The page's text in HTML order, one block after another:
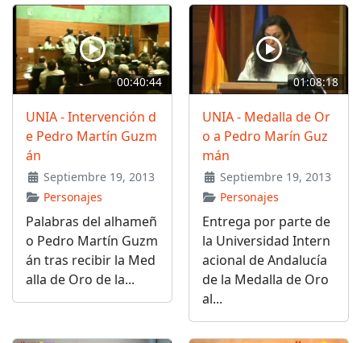
00:40:44
UNIA - Intervención d
e Pedro Martín Guzm
án
Septiembre 19, 2013
Personajes
Palabras del alhameñ
o Pedro Martín Guzm
án tras recibir la Med
alla de Oro de la...
01:08:18
UNIA - Medalla de Or
o a Pedro Marín Guz
mán
Septiembre 19, 2013
Personajes
Entrega por parte de
la Universidad Intern
acional de Andalucía
de la Medalla de Oro
al...